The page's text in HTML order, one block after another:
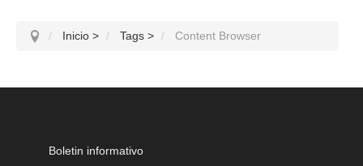
Inicio > Tags > Content Browser
Boletin informativo